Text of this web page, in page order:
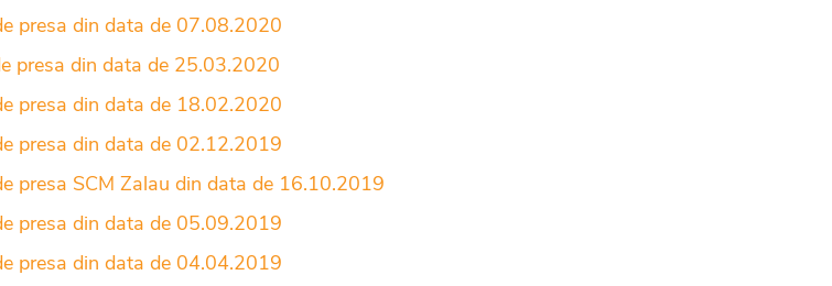
presa din data de 07.08.2020
presa din data de 25.03.2020
presa din data de 18.02.2020
presa din data de 02.12.2019
presa SCM Zalau din data de 16.10.2019
presa din data de 05.09.2019
presa din data de 04.04.2019